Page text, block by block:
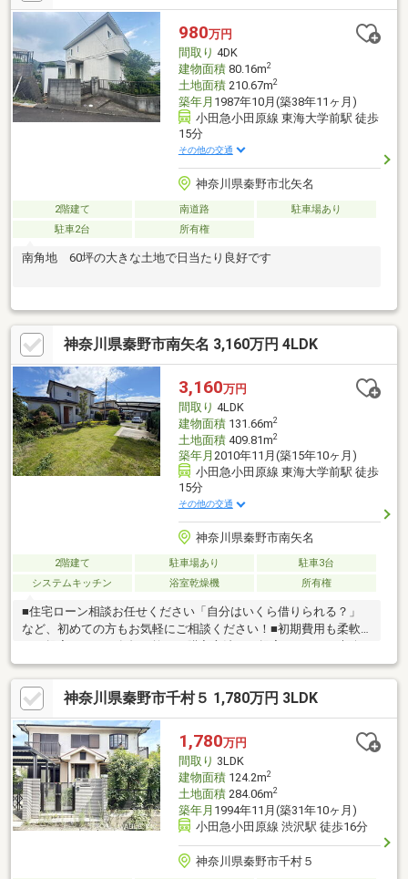
980万円
間取り 4DK
建物面積80.16m2
土地面積210.67m2
築年月 1987年10月(築38年11ヶ月)
小田急小田原線 東海大学前駅 徒歩
15分
その他の交通
神奈川県秦野市北矢名
2階建て 南道路
駐車場あり
駐車2台
所有権
南角地 60坪の大きな土地で日当たり良好です
神奈川県秦野市南矢名 3,160万円 4LDK
3,160万円
間取り 4LDK
建物面積131.66m2
土地面積409.81m2
築年月 2010年11月(築15年10ヶ月)
小田急小田原線 東海大学前駅 徒歩
15分
その他の交通
神奈川県秦野市南矢名
2階建て 駐車場あり
駐車3台
システムキッチン
浴室乾燥機 所有権
■住宅ローン相談お任せください「自分はいくら借りられる？」
など、初めての方もお気軽にご相談ください！■初期費用も柔軟
開物件のご紹介可能ネット掲載前の物件情報もご紹介できます！
■住み替え・売却相談も対応「売ってから買う」「先に買いた
い」どちらもご相談可能です。■ローンに不安がある方もご相談
ください勤続年数・お車ローン・他のお借入れがある方もまずは
ご相談ください。■ご見学予約受付中平日夜・お仕事終わりのご
案内も対応しております！■ネット公開物件、ほぼ全てご紹介可
能弊社以外掲載物件も同日にまとめてご紹介可
神奈川県秦野市千村５ 1,780万円 3LDK
1,780万円
間取り 3LDK
建物面積124.2m2
土地面積284.06m2
築年月 1994年11月(築31年10ヶ月)
小田急小田原線 渋沢駅 徒歩16分
神奈川県秦野市千村５